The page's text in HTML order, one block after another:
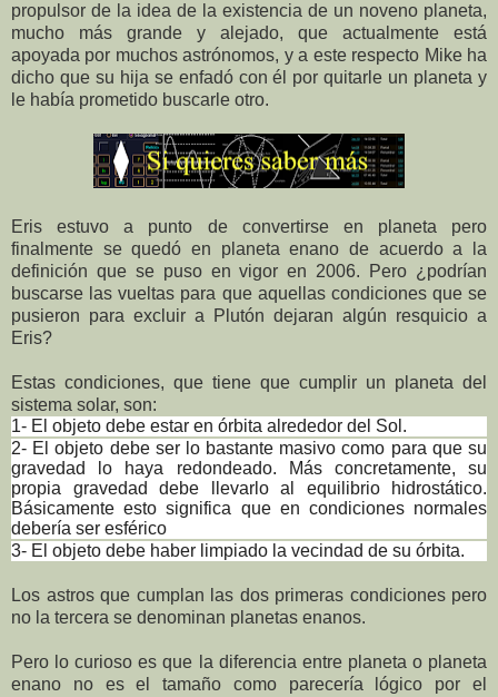
propulsor de la idea de la existencia de un noveno planeta,
mucho más grande y alejado, que actualmente está
apoyada por muchos astrónomos, y a este respecto Mike ha
dicho que su hija se enfadó con él por quitarle un planeta y
le había prometido buscarle otro.
Eris estuvo a punto de convertirse en planeta pero
finalmente se quedó en planeta enano de acuerdo a la
definición que se puso en vigor en 2006. Pero ¿podrían
buscarse las vueltas para que aquellas condiciones que se
pusieron para excluir a Plutón dejaran algún resquicio a
Eris?
Estas condiciones, que tiene que cumplir un planeta del
sistema solar, son:
1- El objeto debe estar en órbita alrededor del Sol.
2- El objeto debe ser lo bastante masivo como para que su
gravedad lo haya redondeado. Más concretamente, su
propia gravedad debe llevarlo al equilibrio hidrostático.
Básicamente esto significa que en condiciones normales
debería ser esférico
3- El objeto debe haber limpiado la vecindad de su órbita.
Los astros que cumplan las dos primeras condiciones pero
no la tercera se denominan planetas enanos.
Pero lo curioso es que la diferencia entre planeta o planeta
enano no es el tamaño como parecería lógico por el